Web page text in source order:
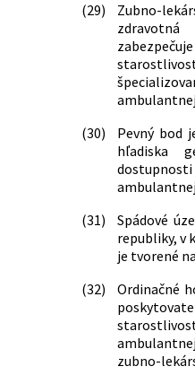
358/2021 Z. z.
Zákon
a o
532/2021 Z. z.
Zákon,
č. 362/
a
menia
Zákon,
č. 245/
(29)
Zubno-
(30)
Pevný bod
hľadiska
dostupnosti
(31)
Spádové
republiky, v
je tvorené
(32)
Ordinačné
zubno-